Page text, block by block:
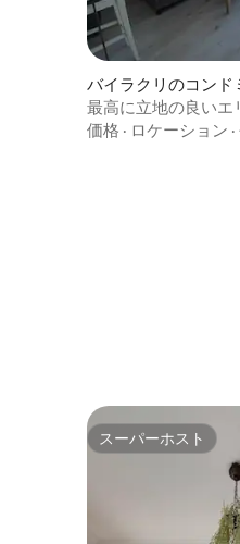
バイラクリのコンド
最高に立地の良い
きのレジデンス
価格 · ロケーション ·
スーパーホスト
スーパーホスト